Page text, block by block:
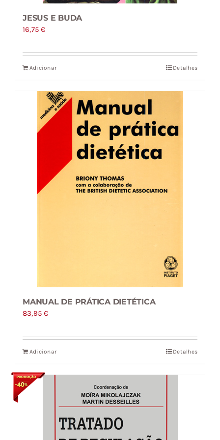
JESUS E BUDA
16,75€
Adicionar Detalhes
MANUAL DE PRÁTICA DIETÉTICA
83,95€
Adicionar Detalhes